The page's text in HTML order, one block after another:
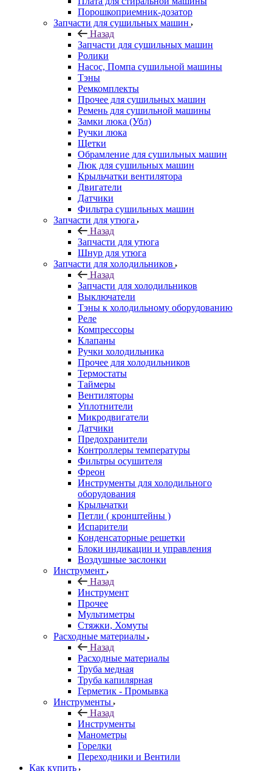
Порошкоприемник-дозатор
Запчасти для сушильных машин
Назад
Запчасти для сушильных машин
Ролики
Насос, Помпа сушильной машины
Тэны
Ремкомплекты
Прочее для сушильных машин
Ремень для сушильной машины
Замки люка (Убл)
Ручки люка
Щетки
Обрамление для сушильных машин
Люк для сушильных машин
Крыльчатки вентилятора
Двигатели
Датчики
Фильтра сушильных машин
Запчасти для утюга
Назад
Запчасти для утюга
Шнур для утюга
Запчасти для холодильников
Назад
Запчасти для холодильников
Выключатели
Тэны к холодильному оборудованию
Реле
Компрессоры
Клапаны
Ручки холодильника
Прочее для холодильников
Термостаты
Таймеры
Вентиляторы
Уплотнители
Микродвигатели
Датчики
Предохранители
Контроллеры температуры
Фильтры осушителя
Фреон
Инструменты для холодильного
оборудования
Крыльчатки
Петли ( кронштейны )
Испарители
Конденсаторные решетки
Блоки индикации и управления
Воздушные заслонки
Инструмент
Назад
Инструмент
Прочее
Мультиметры
Стяжки, Хомуты
Расходные материалы
Назад
Расходные материалы
Труба медная
Труба капилярная
Герметик - Промывка
Инструменты
Назад
Инструменты
Манометры
Горелки
Переходники и Вентили
Как купить